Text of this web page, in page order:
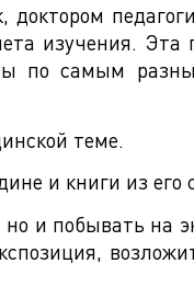
изучения. Эта
по самым
теме.
и книги из его
и побывать на